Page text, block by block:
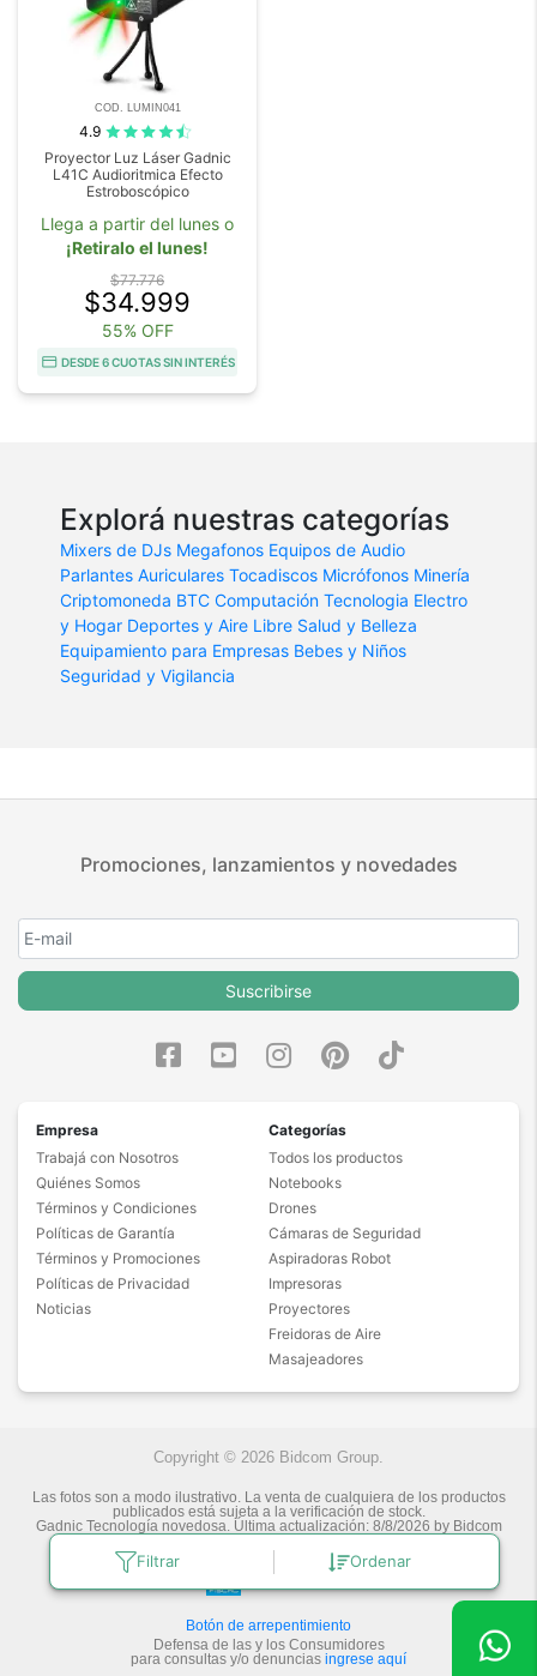
Filtrar Ordenar
COD. LUMIN041
4.9
Proyector Luz Láser Gadnic
L41C Audioritmica Efecto
Estroboscópico
Llega a partir del lunes o
¡Retiralo el lunes!
$77.776
$34.999
55% OFF
DESDE 6 CUOTAS SIN INTERÉS
Explorá nuestras categorías
Mixers de DJs Megafonos Equipos de Audio
Parlantes Auriculares Tocadiscos Micrófonos Minería
Criptomoneda BTC Computación Tecnologia Electro
y Hogar Deportes y Aire Libre Salud y Belleza
Equipamiento para Empresas Bebes y Niños
Seguridad y Vigilancia
Promociones, lanzamientos y novedades
Suscribirse
Empresa
Trabajá con Nosotros
Quiénes Somos
Términos y Condiciones
Políticas de Garantía
Términos y Promociones
Políticas de Privacidad
Noticias
Categorías
Todos los productos
Notebooks
Drones
Cámaras de Seguridad
Aspiradoras Robot
Impresoras
Proyectores
Freidoras de Aire
Masajeadores
Copyright © 2026 Bidcom Group.
Las fotos son a modo ilustrativo. La venta de cualquiera de los productos
publicados está sujeta a la verificación de stock.
Gadnic Tecnología novedosa.Última actualización: 8/8/2026 by Bidcom
Botón de arrepentimiento
Defensa de las y los Consumidores
para consultas y/o denuncias ingrese aquí